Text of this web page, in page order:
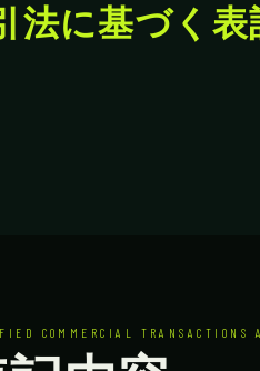
法に基づく表
COMMERCIAL TRANSACTIONS